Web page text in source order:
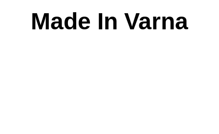
Made In Varna